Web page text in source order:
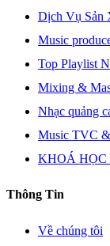
Dịch Vụ Sản
Music
Top Playlist
Mixing &
Nhạc quảng
Music TVC
KHOÁ HỌC
Thông Tin
Về chúng tôi